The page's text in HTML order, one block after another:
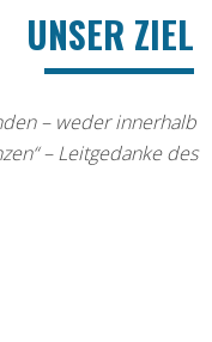
UNSER ZIEL
– weder innerhalb
–Leitgedanke des